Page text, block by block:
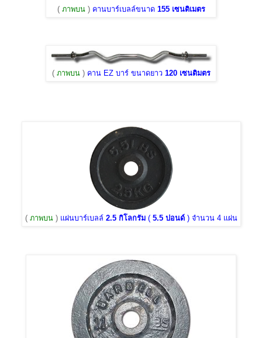
( ภาพบน)คานบาร์เบลล์ขนาด 155 เซนติเมตร
( ภาพบน)คาน EZ บาร์ ขนาดยาว 120 เซนติมตร
( ภาพบน)แผ่นบาร์เบลล์ 2.5 กิโลกรัม( 5.5 ปอนด์) จำนวน 4 แผ่น